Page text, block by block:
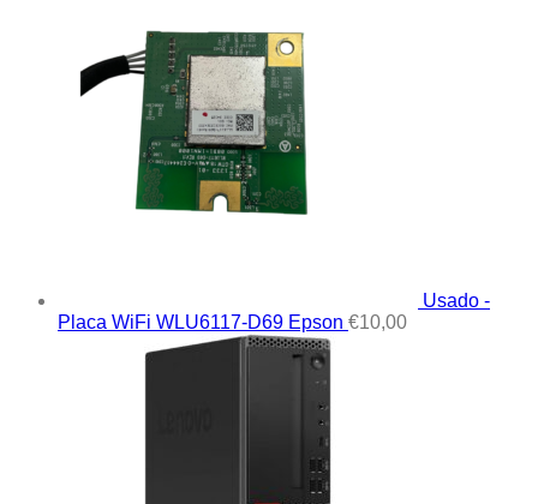
Usado -
Placa WiFi WLU6117-D69 Epson €10,00